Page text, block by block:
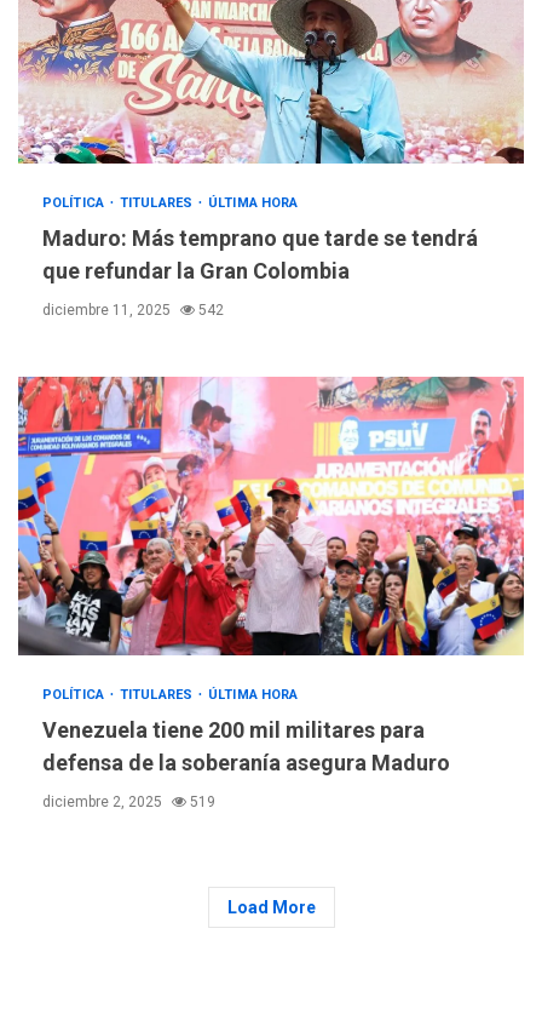
POLÍTICA TITULARES ÚLTIMA HORA
Maduro: Más temprano que tarde se tendrá
que refundar la Gran Colombia
diciembre 11, 2025 542
POLÍTICA TITULARES ÚLTIMA HORA
Venezuela tiene 200 mil militares para
defensa de la soberanía asegura Maduro
diciembre 2, 2025 519
Load More
3
atacaron dos petroleros
sauditas
4
Instituciones estadales se
suman al Plan Agosto de
Escuelas Abiertas 2026
5
REGIONALES
TITULARES
ÚLTIMA HORA
Concejo Municipal de
Mariño respalda a Cámara
de Comercio para reforma
de Ley de Puerto Libre
6
POLÍTICA
TITULARES
CNP plantea incluir Libertad
de Expresión en agenda de
negociación con comisión
regional nos respaldaron
desde el primer momento